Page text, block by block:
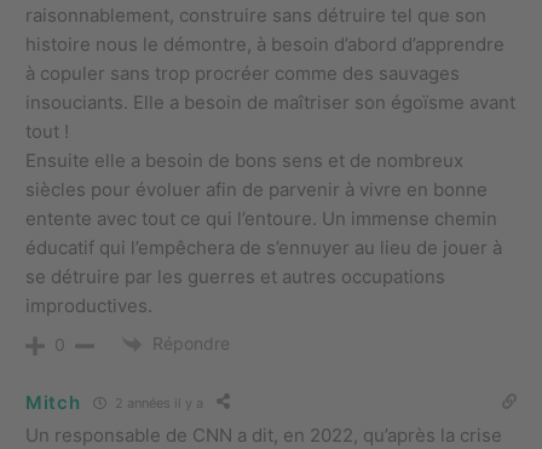
raisonnablement, construire sans détruire tel que son
histoire nous le démontre, à besoin d’abord d’apprendre
à copuler sans trop procréer comme des sauvages
insouciants. Elle a besoin de maîtriser son égoïsme avant
tout !
Ensuite elle a besoin de bons sens et de nombreux
siècles pour évoluer afin de parvenir à vivre en bonne
entente avec tout ce qui l’entoure. Un immense chemin
éducatif qui l’empêchera de s’ennuyer au lieu de jouer à
se détruire par les guerres et autres occupations
improductives.
0 Répondre
Mitch 2 années il y a
Un responsable de CNN a dit, en 2022, qu’après la crise